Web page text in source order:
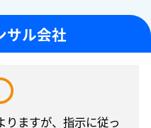
サル会社
りますが、指⽰に従っ